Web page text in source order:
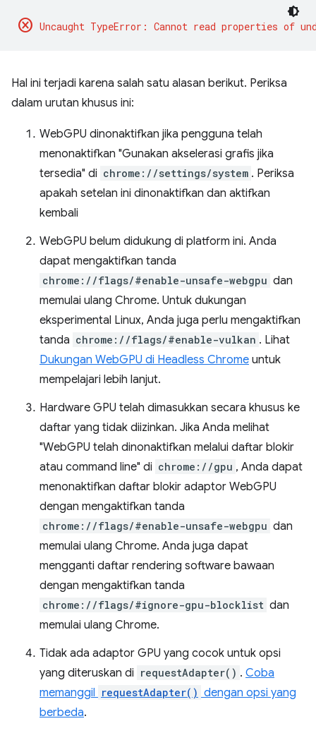
cancel
Hal ini terjadi karena salah satu alasan berikut. Periksa
dalam urutan khusus ini:
WebGPU dinonaktifkan jika pengguna telah
menonaktifkan "Gunakan akselerasi grafis jika
tersedia" di chrome://settings/system . Periksa
apakah setelan ini dinonaktifkan dan aktifkan
kembali
WebGPU belum didukung di platform ini. Anda
dapat mengaktifkan tanda
chrome://flags/#enable-unsafe-webgpu dan
memulai ulang Chrome. Untuk dukungan
eksperimental Linux, Anda juga perlu mengaktifkan
tanda chrome://flags/#enable-vulkan . Lihat
Dukungan WebGPU di Headless Chrome untuk
mempelajari lebih lanjut.
Hardware GPU telah dimasukkan secara khusus ke
daftar yang tidak diizinkan. Jika Anda melihat
"WebGPU telah dinonaktifkan melalui daftar blokir
atau command line" di chrome://gpu , Anda dapat
menonaktifkan daftar blokir adaptor WebGPU
dengan mengaktifkan tanda
chrome://flags/#enable-unsafe-webgpu dan
memulai ulang Chrome. Anda juga dapat
mengganti daftar rendering software bawaan
dengan mengaktifkan tanda
chrome://flags/#ignore-gpu-blocklist dan
memulai ulang Chrome.
Tidak ada adaptor GPU yang cocok untuk opsi
yang diteruskan di requestAdapter() . Coba
memanggil requestAdapter() dengan opsi yang
berbeda.